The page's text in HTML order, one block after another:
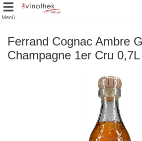
Menü
Ferrand Cognac Ambre
Champagne 1er Cru 0,7L